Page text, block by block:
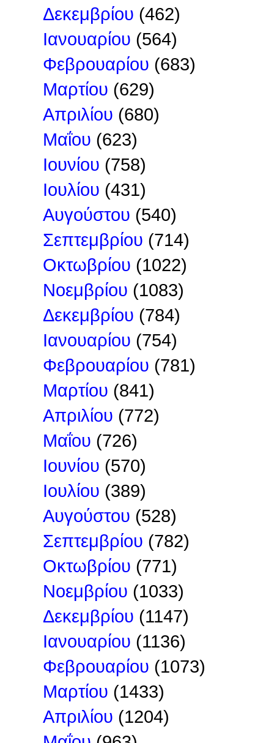
Δεκεμβρίου (462)
Ιανουαρίου (564)
Φεβρουαρίου (683)
Μαρτίου (629)
Απριλίου (680)
Μαΐου (623)
Ιουνίου (758)
Ιουλίου (431)
Αυγούστου (540)
Σεπτεμβρίου (714)
Οκτωβρίου (1022)
Νοεμβρίου (1083)
Δεκεμβρίου (784)
Ιανουαρίου (754)
Φεβρουαρίου (781)
Μαρτίου (841)
Απριλίου (772)
Μαΐου (726)
Ιουνίου (570)
Ιουλίου (389)
Αυγούστου (528)
Σεπτεμβρίου (782)
Οκτωβρίου (771)
Νοεμβρίου (1033)
Δεκεμβρίου (1147)
Ιανουαρίου (1136)
Φεβρουαρίου (1073)
Μαρτίου (1433)
Απριλίου (1204)